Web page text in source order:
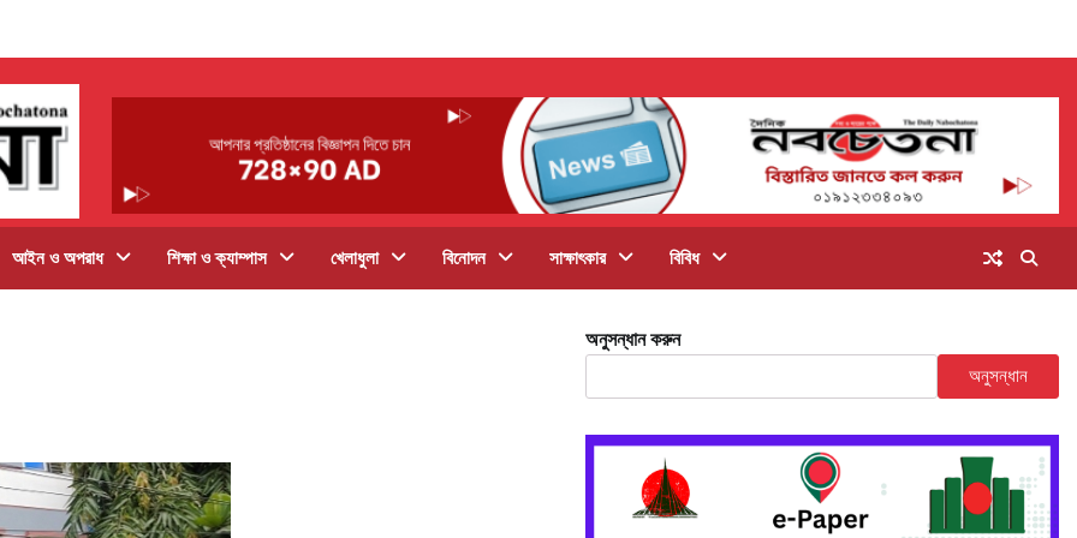
আইন ও অপরাধ শিক্ষা ও ক্যাম্পাস খেলাধুলা বিনোদন সাক্ষাৎকার বিবিধ
অনুসন্ধান করুন
অনুসন্ধান